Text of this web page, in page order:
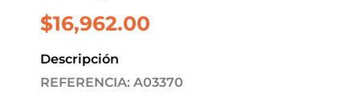
$16,962.00
Descripción
REFERENCIA: A03370